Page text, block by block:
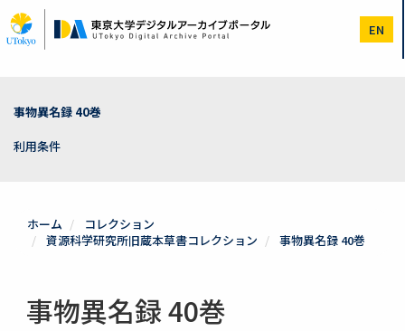
イ
ン
EN
事物異名録 40巻
利用条件
ホーム
コレクション
資源科学研究所旧蔵本草書コレクション
事物異名録 40巻
事物異名録 40巻